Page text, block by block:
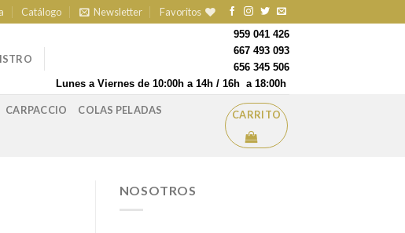
Catálogo Newsletter Favoritos
959 041 426
667 493 093
656 345 506
Lunes a Viernes de 10:00h a 14h / 16h a 18:00h
CARPACCIO COLAS PELADAS CARRITO
NOSOTROS